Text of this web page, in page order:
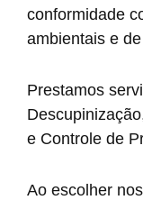
conformidade
ambientais e
Prestamos
e Controle de
Ao escolher